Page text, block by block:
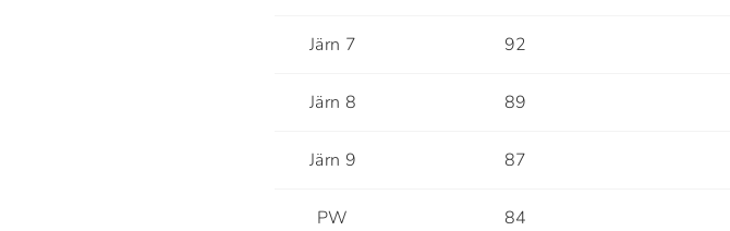
Järn 7 92
Järn 8 89
Järn 9 87
PW 84